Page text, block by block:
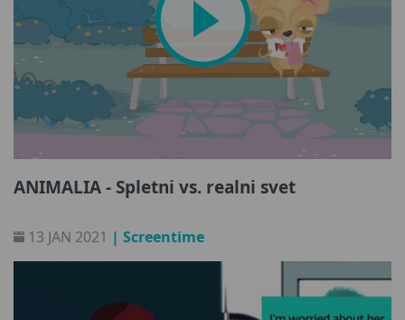
ANIMALIA - Spletni vs. realni svet
13 JAN 2021 | Screentime